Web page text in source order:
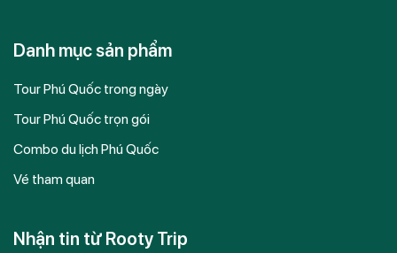
Danh mục sản phẩm
Tour Phú Quốc trong ngày
Tour Phú Quốc trọn gói
Combo du lịch Phú Quốc
Vé tham quan
Nhận tin từ Rooty Trip